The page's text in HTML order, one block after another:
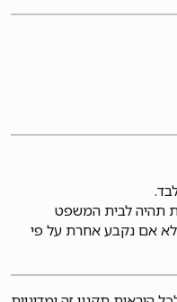
תהיה לבית המשפט
אם נקבע אחרת על פי